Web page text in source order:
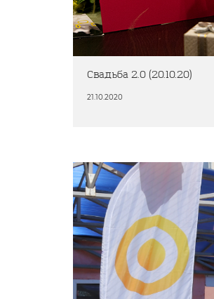
Свадьба 2.0 (20.10.20)
21.10.2020